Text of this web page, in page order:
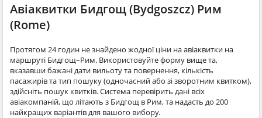
Авіаквитки Бидгощ (Bydgoszcz) Рим
(Rome)
Протягом 24 годин не знайдено жодної ціни на авіаквитки на
маршруті Бидгощ–Рим. Використовуйте форму вище та,
вказавши бажані дати вильоту та повернення, кількість
пасажирів та тип пошуку (одночасний або зі зворотним квитком),
здійсніть пошук квитків. Система перевірить дані всіх
авіакомпаній, що літають з Бидгощ в Рим, та надасть до 200
найкращих варіантів для вашого вибору.